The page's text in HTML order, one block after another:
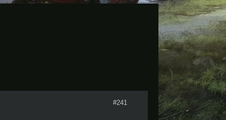
#241